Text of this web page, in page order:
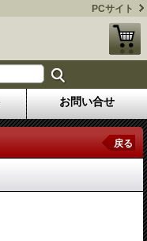
PCサイト
お問い合せ
戻る